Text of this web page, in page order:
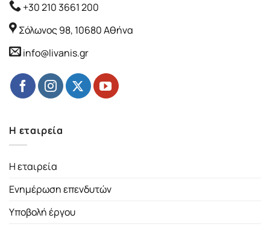
+30 210 3661 200
Σόλωνος 98, 10680 Αθήνα
info@livanis.gr
Η εταιρεία
Η εταιρεία
Ενημέρωση επενδυτών
Υποβολή έργου